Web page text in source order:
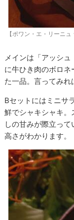
【ポワン・エ・リーニ
メインは「アッシ
に牛ひき肉のボロ
た一品。言ってみれ
Bセットにはミニサ
鮮でシャキシャキ。
しの甘みが際立っ
高さがわかります。